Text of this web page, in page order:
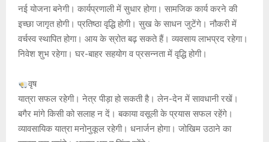
at
s
A
p
ce
b
o
o
s
a
g
e
py
Li
n
k
tt
er
नई योजना बनेगी। कार्यप्रणाली में सुधार होगा। सामजिक कार्य करने की
इच्छा जागृत होगी। प्रतिष्ठा वृद्धि होगी। सुख के साधन जुटेंगे। नौकरी में
वर्चस्व स्थापित होगा। आय के स्रोत बढ़ सकते हैं। व्यवसाय लाभप्रद रहेगा।
निवेश शुभ रहेगा। घर-बाहर सहयोग व प्रसन्नता में वृद्धि होगी।
वृष
यात्रा सफल रहेगी। नेत्र पीड़ा हो सकती है। लेन-देन में सावधानी रखें।
बगैर मांगे किसी को सलाह न दें। बकाया वसूली के प्रयास सफल रहेंगे।
व्यावसायिक यात्रा मनोनुकूल रहेगी। धनार्जन होगा। जोखिम उठाने का